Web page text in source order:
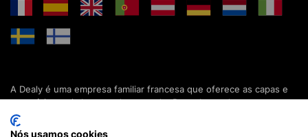
A Dealy é uma empresa familiar francesa que oferece as capas e
acessórios mais baratos do mercado. Descubra todas as nossas
colecções de capas, estojos, protecções de ecrã e acessórios
para o seu smartphone, tablet, computador ou relógio conectado.
Nós usamos cookies